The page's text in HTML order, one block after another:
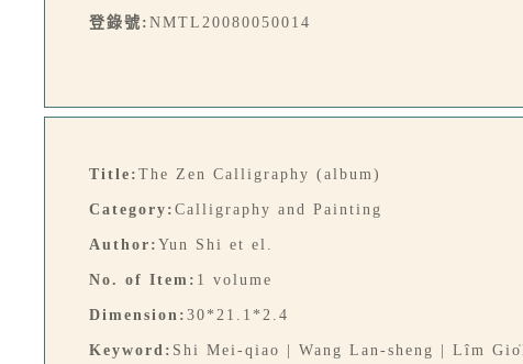
登錄號: NMTL20080050014
Title: The Zen Calligraphy (album)
Category: Calligraphy and Painting
Author: Yun Shi et el.
No. of Item: 1 volume
Dimension: 30*21.1*2.4
Keyword: Shi Mei-qiao | Wang Lan-sheng | Lîm